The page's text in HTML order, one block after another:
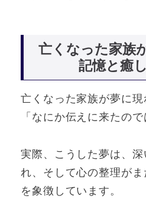
亡くなった家族
記憶と癒
亡くなった家族が夢に
「なにか伝えに来たの
実際、こうした夢は、
れ、そして心の整理が
を象徴しています。